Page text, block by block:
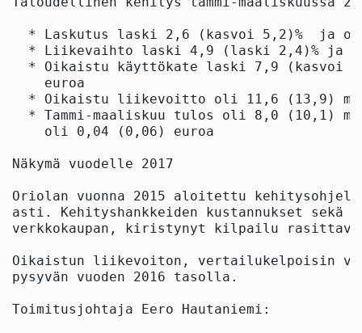
* Laskutus laski 2,6 (kasvoi 5,2)%  ja
* Liikevaihto laski 4,9 (laski 2,4)% ja
* Oikaistu käyttökate laski 7,9 (kasvoi
    euroa
* Oikaistu liikevoitto oli 11,6 (13,9)
* Tammi-maaliskuu tulos oli 8,0 (10,1)
    oli 0,04 (0,06) euroa
Näkymä vuodelle 2017
Oriolan vuonna 2015 aloitettu
asti. Kehityshankkeiden kustannukset
verkkokaupan, kiristynyt kilpailu rasittavat
Oikaistun liikevoiton, vertailukelpoisin
pysyvän vuoden 2016 tasolla.
Toimitusjohtaja Eero Hautaniemi: